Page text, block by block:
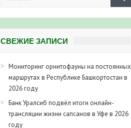
СВЕЖИЕ ЗАПИСИ
Мониторинг орнитофауны на постоянных
маршрутах в Республике Башкортостан в
2026 году
Банк Уралсиб подвёл итоги онлайн-
трансляции жизни сапсанов в Уфе в 2026
году